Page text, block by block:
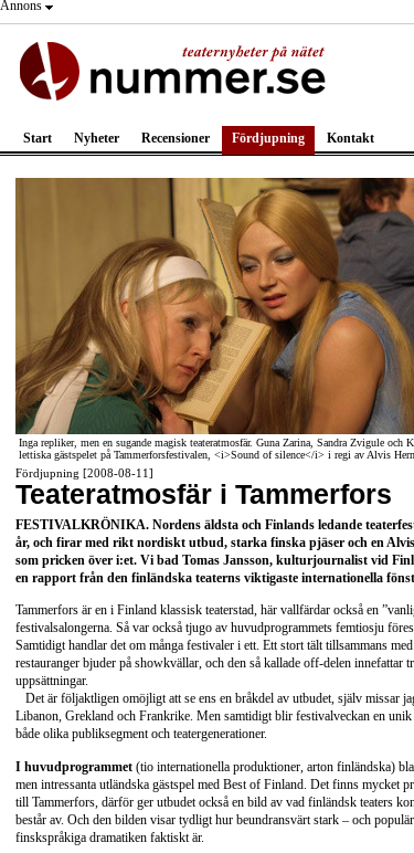
Annons
Start Nyheter Recensioner Fördjupning Kontakt
Inga repliker, men en sugande magisk teateratmosfär. Guna Zarina, Sandra Zvigule och
lettiska gästspelet på Tammerforsfestivalen, <i>Sound of silence</i> i regi av Alvis
Fördjupning [2008-08-11]
Teateratmosfär i Tammerfors
FESTIVALKRÖNIKA. Nordens äldsta och Finlands ledande
år, och firar med rikt nordiskt utbud, starka finska pjäser och en
som pricken över i:et. Vi bad Tomas Jansson, kulturjournalist vid
en rapport från den finländska teaterns viktigaste internationella
Tammerfors är en i Finland klassisk teaterstad, här vallfärdar också en
festivalsalongerna. Så var också tjugo av huvudprogrammets femtiosju
Samtidigt handlar det om många festivaler i ett. Ett stort tält tillsammans med
restauranger bjuder på showkvällar, och den så kallade off-delen innefattar
uppsättningar.
Det är följaktligen omöjligt att se ens en bråkdel av utbudet, själv missar
Libanon, Grekland och Frankrike. Men samtidigt blir festivalveckan en
både olika publiksegment och teatergenerationer.
I huvudprogrammet (tio internationella produktioner, arton finländska)
men intressanta utländska gästspel med Best of Finland. Det finns mycket
till Tammerfors, därför ger utbudet också en bild av vad finländsk teaters
består av. Och den bilden visar tydligt hur beundransvärt stark – och
finskspråkiga dramatiken faktiskt är.